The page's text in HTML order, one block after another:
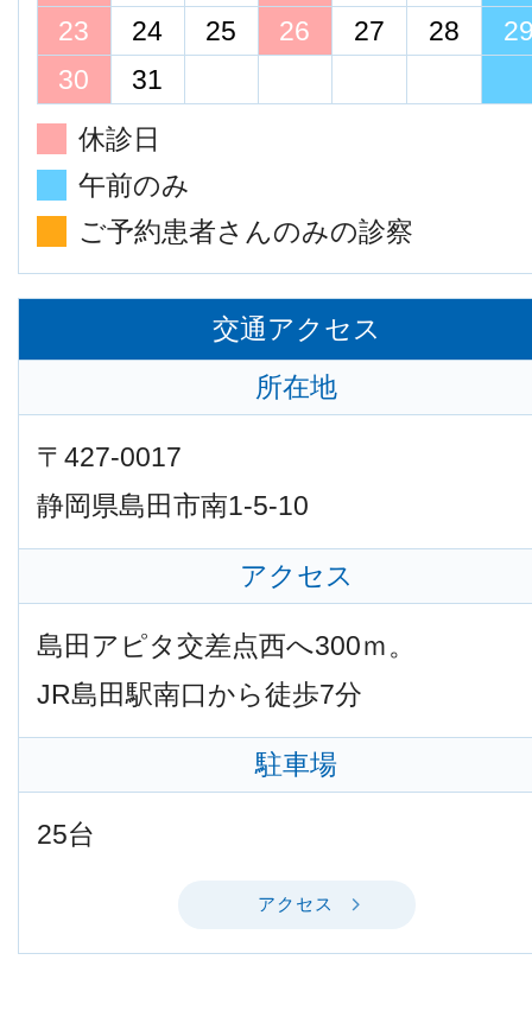
23
24 25 26 27 28
30
31
休診日
午前のみ
ご予約患者さんのみの診察
交通アクセス
所在地
〒427-0017
静岡県島田市南1-5-10
アクセス
島田アピタ交差点西へ300ｍ。
JR島田駅南口から徒歩7分
駐車場
25台
アクセス